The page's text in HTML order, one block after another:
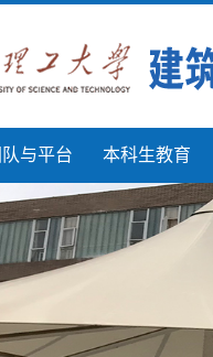
队与平台 本科生教育